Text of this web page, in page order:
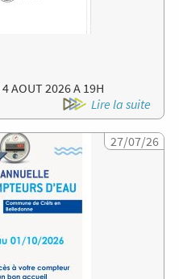
AOUT 2026 A 19H
Lire la suite
Image 27/07/26